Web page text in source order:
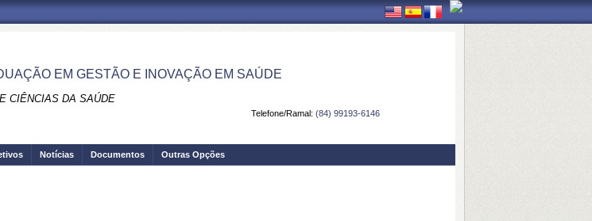
EM GESTÃO E INOVAÇÃO EM SAÚDE
CIÊNCIAS DA SAÚDE
Telefone/Ramal: (84) 99193-6146
Notícias Documentos Outras Opções